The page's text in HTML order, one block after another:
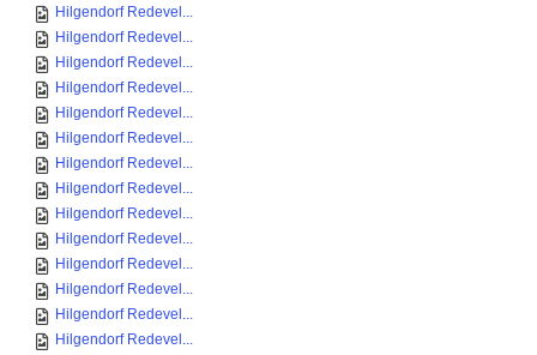
Hilgendorf Redevel...
Hilgendorf Redevel...
Hilgendorf Redevel...
Hilgendorf Redevel...
Hilgendorf Redevel...
Hilgendorf Redevel...
Hilgendorf Redevel...
Hilgendorf Redevel...
Hilgendorf Redevel...
Hilgendorf Redevel...
Hilgendorf Redevel...
Hilgendorf Redevel...
Hilgendorf Redevel...
Hilgendorf Redevel...